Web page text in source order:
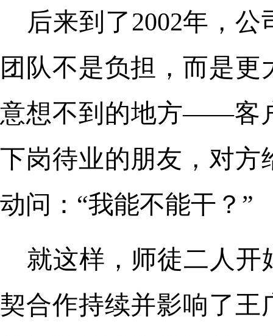
后来到了2002年，
团队不是负担，而是
意想不到的地方——客
下岗待业的朋友，对方
动问：“我能不能干？”
就这样，师徒二人开
契合作持续并影响了